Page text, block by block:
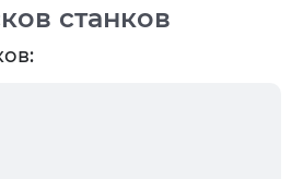
станков